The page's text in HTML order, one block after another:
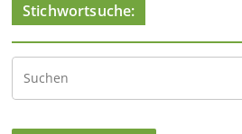
Stichwortsuche: